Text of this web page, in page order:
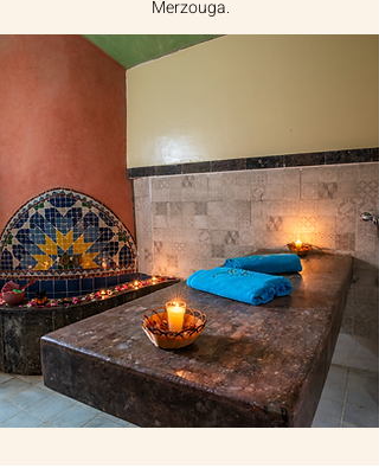
Merzouga.